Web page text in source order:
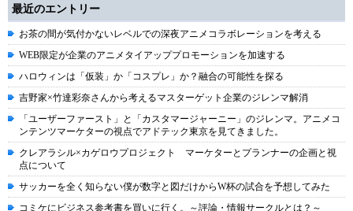
最近のエントリー
お茶の間が気付かないレベルでの深夜アニメコラボレーションを考える
WEB限定が企業のアニメタイアッププロモーションを加速する
ハロウィンは「仮装」か「コスプレ」か？融合の可能性を探る
吉野家×竹達彩奈さんから考えるマスターゲット企業のジレンマ解消
「ユーザーファースト」と「カスタマージャーニー」のジレンマ。アニメコ
ンテンツマーケターの視点でアドテック東京を見てきました。
クレアラシル×カゲロウプロジェクト マーケターとプランナーの企画と視
点について
サッカーを全く知らない僕が数字と図だけからW杯の試合を予想してみた
コミケにビジネス参考書を買いに行く。～評論・情報サークルとは？～